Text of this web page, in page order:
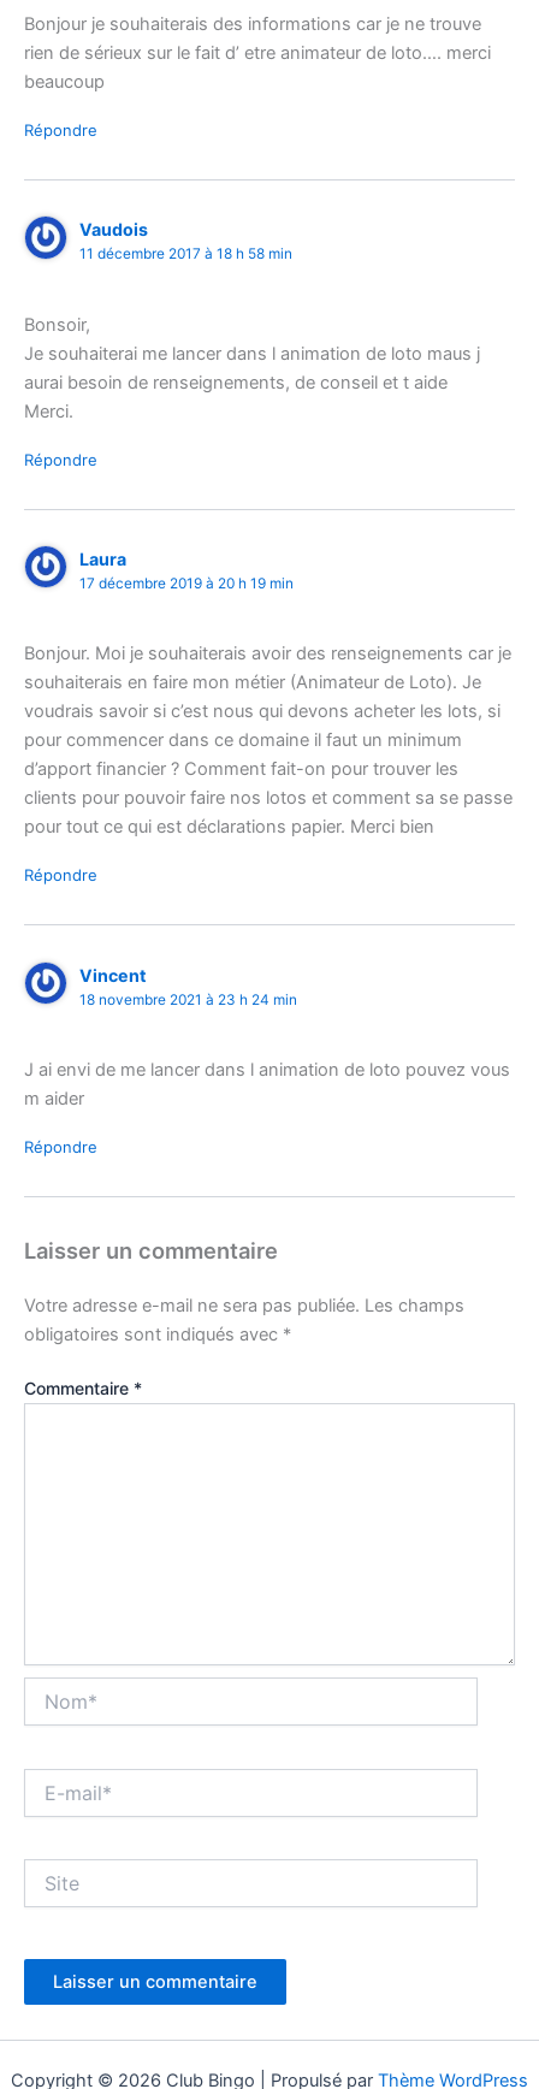
Bonjour je souhaiterais des informations car je ne trouve
rien de sérieux sur le fait d’ etre animateur de loto…. merci
beaucoup
Répondre
Vaudois
11 décembre 2017 à 18 h 58 min
Bonsoir,
Je souhaiterai me lancer dans l animation de loto maus j
aurai besoin de renseignements, de conseil et t aide
Merci.
Répondre
Laura
17 décembre 2019 à 20 h 19 min
Bonjour. Moi je souhaiterais avoir des renseignements car je
souhaiterais en faire mon métier (Animateur de Loto). Je
voudrais savoir si c’est nous qui devons acheter les lots, si
pour commencer dans ce domaine il faut un minimum
d’apport financier ? Comment fait-on pour trouver les
clients pour pouvoir faire nos lotos et comment sa se passe
pour tout ce qui est déclarations papier. Merci bien
Répondre
Vincent
18 novembre 2021 à 23 h 24 min
J ai envi de me lancer dans l animation de loto pouvez vous
m aider
Répondre
Laisser un commentaire
Votre adresse e-mail ne sera pas publiée. Les champs
obligatoires sont indiqués avec *
Commentaire *
mail*
Copyright © 2026 Club Bingo | Propulsé par Thème WordPress